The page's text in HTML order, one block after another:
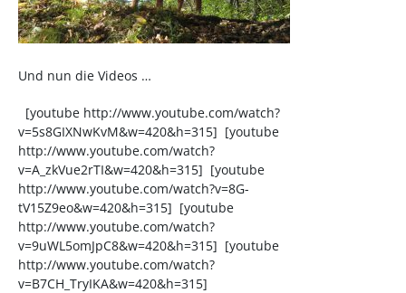
Und nun die Videos …
[youtube http://www.youtube.com/watch?
v=5s8GIXNwKvM&w=420&h=315] [youtube
http://www.youtube.com/watch?
v=A_zkVue2rTI&w=420&h=315] [youtube
http://www.youtube.com/watch?v=8G-
tV15Z9eo&w=420&h=315] [youtube
http://www.youtube.com/watch?
v=9uWL5omJpC8&w=420&h=315] [youtube
http://www.youtube.com/watch?
v=B7CH_TryIKA&w=420&h=315]